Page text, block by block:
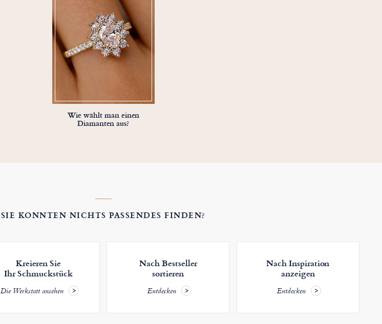
Wie wählt man einen
Diamanten aus?
SIE KONNTEN NICHTS PASSENDES FINDEN?
Kreieren Sie
Ihr Schmuckstück
Die Werkstatt ansehen
Nach Bestseller
sortieren
Entdecken
Nach Inspiration
anzeigen
Entdecken